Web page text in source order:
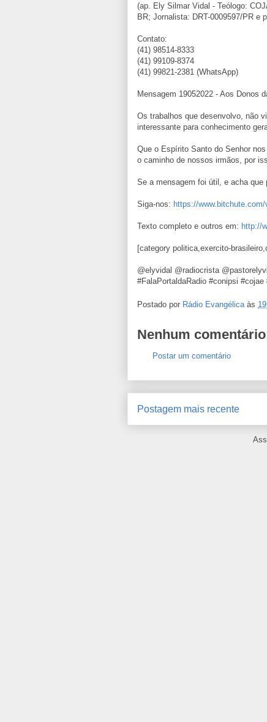
(ap. Ely Silmar Vidal - Teólogo:
BR; Jornalista: DRT-0009597/PR e
Contato:
(41) 98514-8333
(41) 99109-8374
(41) 99821-2381 (WhatsApp)
Mensagem 19052022 - Aos Donos
Os trabalhos que desenvolvo, não
interessante para conhecimento
Que o Espírito Santo do Senhor
o caminho de nossos irmãos, por
Se a mensagem foi útil, e acha que
Siga-nos: https://
Texto completo e outros em: http://
[category politica,exercito-
@elyvidal @radiocrista
#FalaPortaldaRadio #conipsi #cojae
Postado por Rádio Evangélica às
Nenhum
Postar um comentário
Postagem mais recente